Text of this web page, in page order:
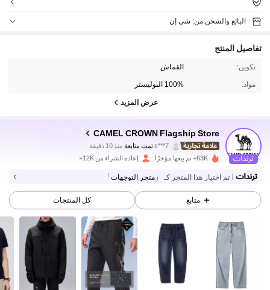
البائع والشحن من: شي إن
تفاصيل المنتج
تكوين: القماش
مواد: 100% البوليستر
عرض المزيد
CAMEL CROWN Flagship Store
4.85
72K متابعون
s***7تمت متابعة
منذ 10 دقيقة
W***s
تتصفح
4.85
72K متابعون
72K متابعون
4.85
4.85
4.85
63K+ تم بيعها مؤخرًا إعادة الشراء من 12K+
تم اختيار هذا المتجر كـ 「متجر التوجهات」
متابع كل المنتجات